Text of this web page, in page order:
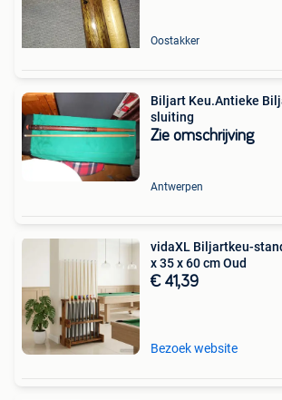
Oostakker
Biljart Keu.Antieke
sluiting
Zie omschrijving
Antwerpen
vidaXL Biljartkeu-
x 35 x 60 cm Oud
€ 41,39
Bezoek website